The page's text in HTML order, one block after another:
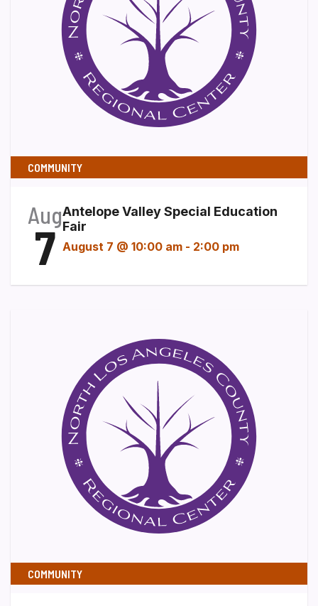
COMMUNITY
Aug
7
Antelope Valley Special Education
Fair
August 7 @ 10:00 am - 2:00 pm
COMMUNITY